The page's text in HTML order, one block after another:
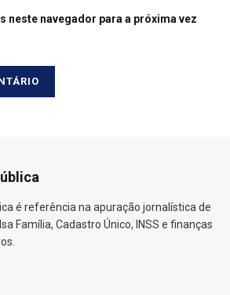
neste navegador para a próxima vez
é referência na apuração jornalística de
Família, Cadastro Único, INSS e finanças